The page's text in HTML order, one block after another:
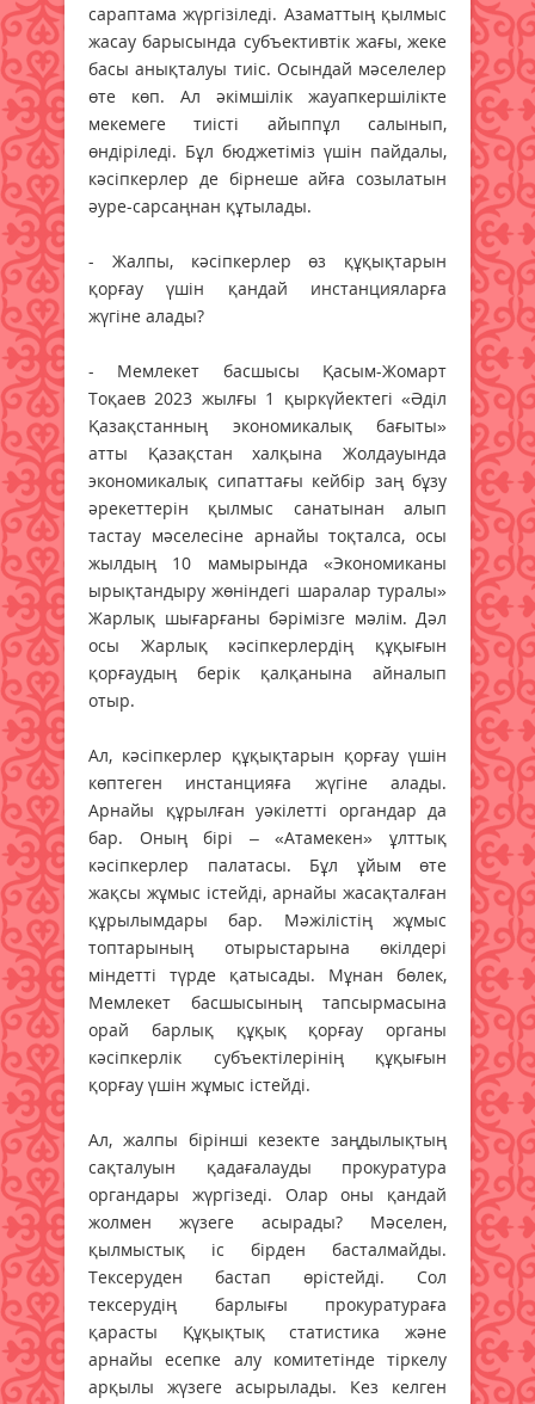
сараптама жүргізіледі. Азаматтың қылмыс
жасау барысында субъективтік жағы, жеке
басы анықталуы тиіс. Осындай мәселелер
өте көп. Ал әкімшілік жауапкершілікте
мекемеге тиісті айыппұл салынып,
өндіріледі. Бұл бюджетіміз үшін пайдалы,
кәсіпкерлер де бірнеше айға созылатын
әуре-сарсаңнан құтылады.
- Жалпы, кәсіпкерлер өз құқықтарын
қорғау үшін қандай инстанцияларға
жүгіне алады?
- Мемлекет басшысы Қасым-Жомарт
Тоқаев 2023 жылғы 1 қыркүйектегі «Әділ
Қазақстанның экономикалық бағыты»
атты Қазақстан халқына Жолдауында
экономикалық сипаттағы кейбір заң бұзу
әрекеттерін қылмыс санатынан алып
тастау мәселесіне арнайы тоқталса, осы
жылдың 10 мамырында «Экономиканы
ырықтандыру жөніндегі шаралар туралы»
Жарлық шығарғаны бәрімізге мәлім. Дәл
осы Жарлық кәсіпкерлердің құқығын
қорғаудың берік қалқанына айналып
отыр.
Ал, кәсіпкерлер құқықтарын қорғау үшін
көптеген инстанцияға жүгіне алады.
Арнайы құрылған уәкілетті органдар да
бар. Оның бірі – «Атамекен» ұлттық
кәсіпкерлер палатасы. Бұл ұйым өте
жақсы жұмыс істейді, арнайы жасақталған
құрылымдары бар. Мәжілістің жұмыс
топтарының отырыстарына өкілдері
міндетті түрде қатысады. Мұнан бөлек,
Мемлекет басшысының тапсырмасына
орай барлық құқық қорғау органы
кәсіпкерлік субъектілерінің құқығын
қорғау үшін жұмыс істейді.
Ал, жалпы бірінші кезекте заңдылықтың
сақталуын қадағалауды прокуратура
органдары жүргізеді. Олар оны қандай
жолмен жүзеге асырады? Мәселен,
қылмыстық іс бірден басталмайды.
Тексеруден бастап өрістейді. Сол
тексерудің барлығы прокуратураға
қарасты Құқықтық статистика және
арнайы есепке алу комитетінде тіркелу
арқылы жүзеге асырылады. Кез келген